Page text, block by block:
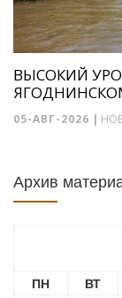
ВЫСОКИЙ
05-АВГ-2026 |
Архив
ПН ВТ